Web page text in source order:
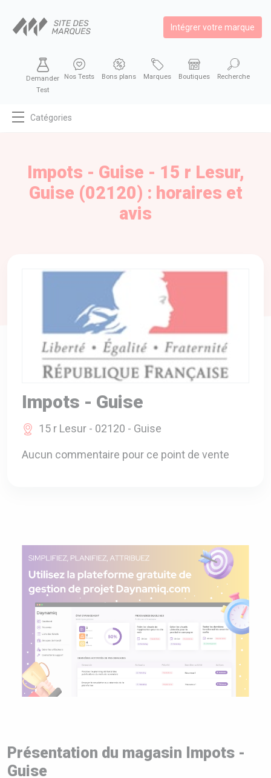
Intégrer votre marque
Demander
Test
Nos Tests Bons plans Marques Boutiques Recherche
Catégories
BIEN MANGER
SE DIVERTIR
BIO & ENVIRONNEMENT
ENTREPRISE
ANIMAUX
CATALOGUES
Impots - Guise - 15 r Lesur,
Guise (02120) : horaires et
avis
Impots - Guise
15 r Lesur - 02120 - Guise
Aucun commentaire pour ce point de vente
Présentation du magasin Impots -
Guise